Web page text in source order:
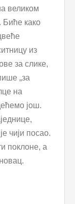
великом
како
из
за слике,
„за
на
још.
чији посао.
поклоне, а